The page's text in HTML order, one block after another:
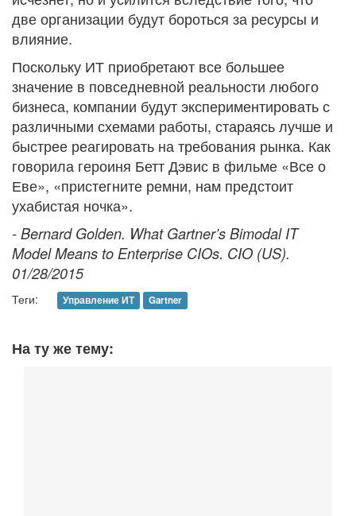
две организации будут бороться за ресурсы и
влияние.
Поскольку ИТ приобретают все большее
значение в повседневной реальности любого
бизнеса, компании будут экспериментировать с
различными схемами работы, стараясь лучше и
быстрее реагировать на требования рынка. Как
говорила героиня Бетт Дэвис в фильме «Все о
Еве», «пристегните ремни, нам предстоит
ухабистая ночка».
- Bernard Golden. What Gartner’s Bimodal IT
Model Means to Enterprise CIOs. CIO (US).
01/28/2015
Теги: Управление ИТ Gartner
На ту же тему: